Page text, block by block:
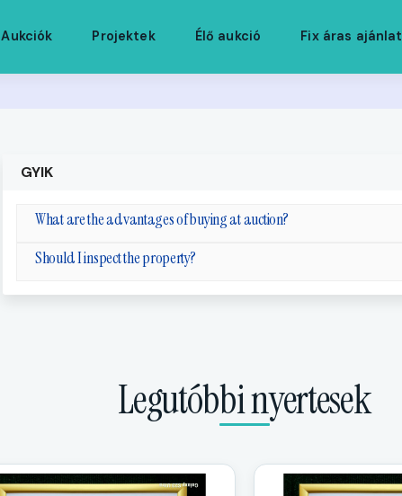
Aukciók Projektek Élő aukció Fix áras ajánlat
GYIK
What are the advantages of buying at auction?
Should I inspect the property?
Legutóbbi nyertesek